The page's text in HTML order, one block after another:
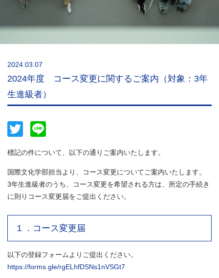
2024.03.07
2024年度 コース変更に関するご案内（対象：3年
生進級者）
Twitter
標記の件について、以下の通りご案内いたします。
国際文化学部担当より、コース変更についてご案内いたします。
3年生進級者のうち、コース変更を希望される方は、所定の手続き
に則りコース変更届をご提出ください。
１．コース変更届
以下の登録フォームよりご提出ください。
https://forms.gle/rgELhfDSNs1nVSGt7